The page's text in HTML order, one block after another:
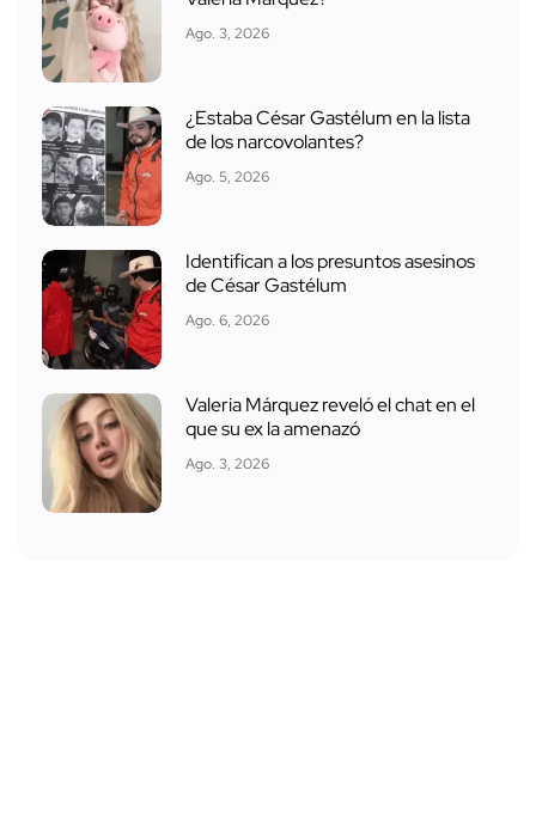
Ago. 3, 2026
¿Estaba César Gastélum en la lista
de los narcovolantes?
Ago. 5, 2026
Identifican a los presuntos asesinos
de César Gastélum
Ago. 6, 2026
Valeria Márquez reveló el chat en el
que su ex la amenazó
Ago. 3, 2026